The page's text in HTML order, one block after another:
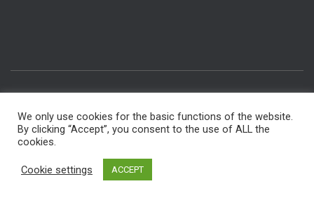
INTERNER BEREICH FÜR MITGLIEDER
Hestia | Entwickelt von
We only use cookies for the basic functions of the website.
By clicking “Accept”, you consent to the use of ALL the
cookies.
Cookie settings ACCEPT